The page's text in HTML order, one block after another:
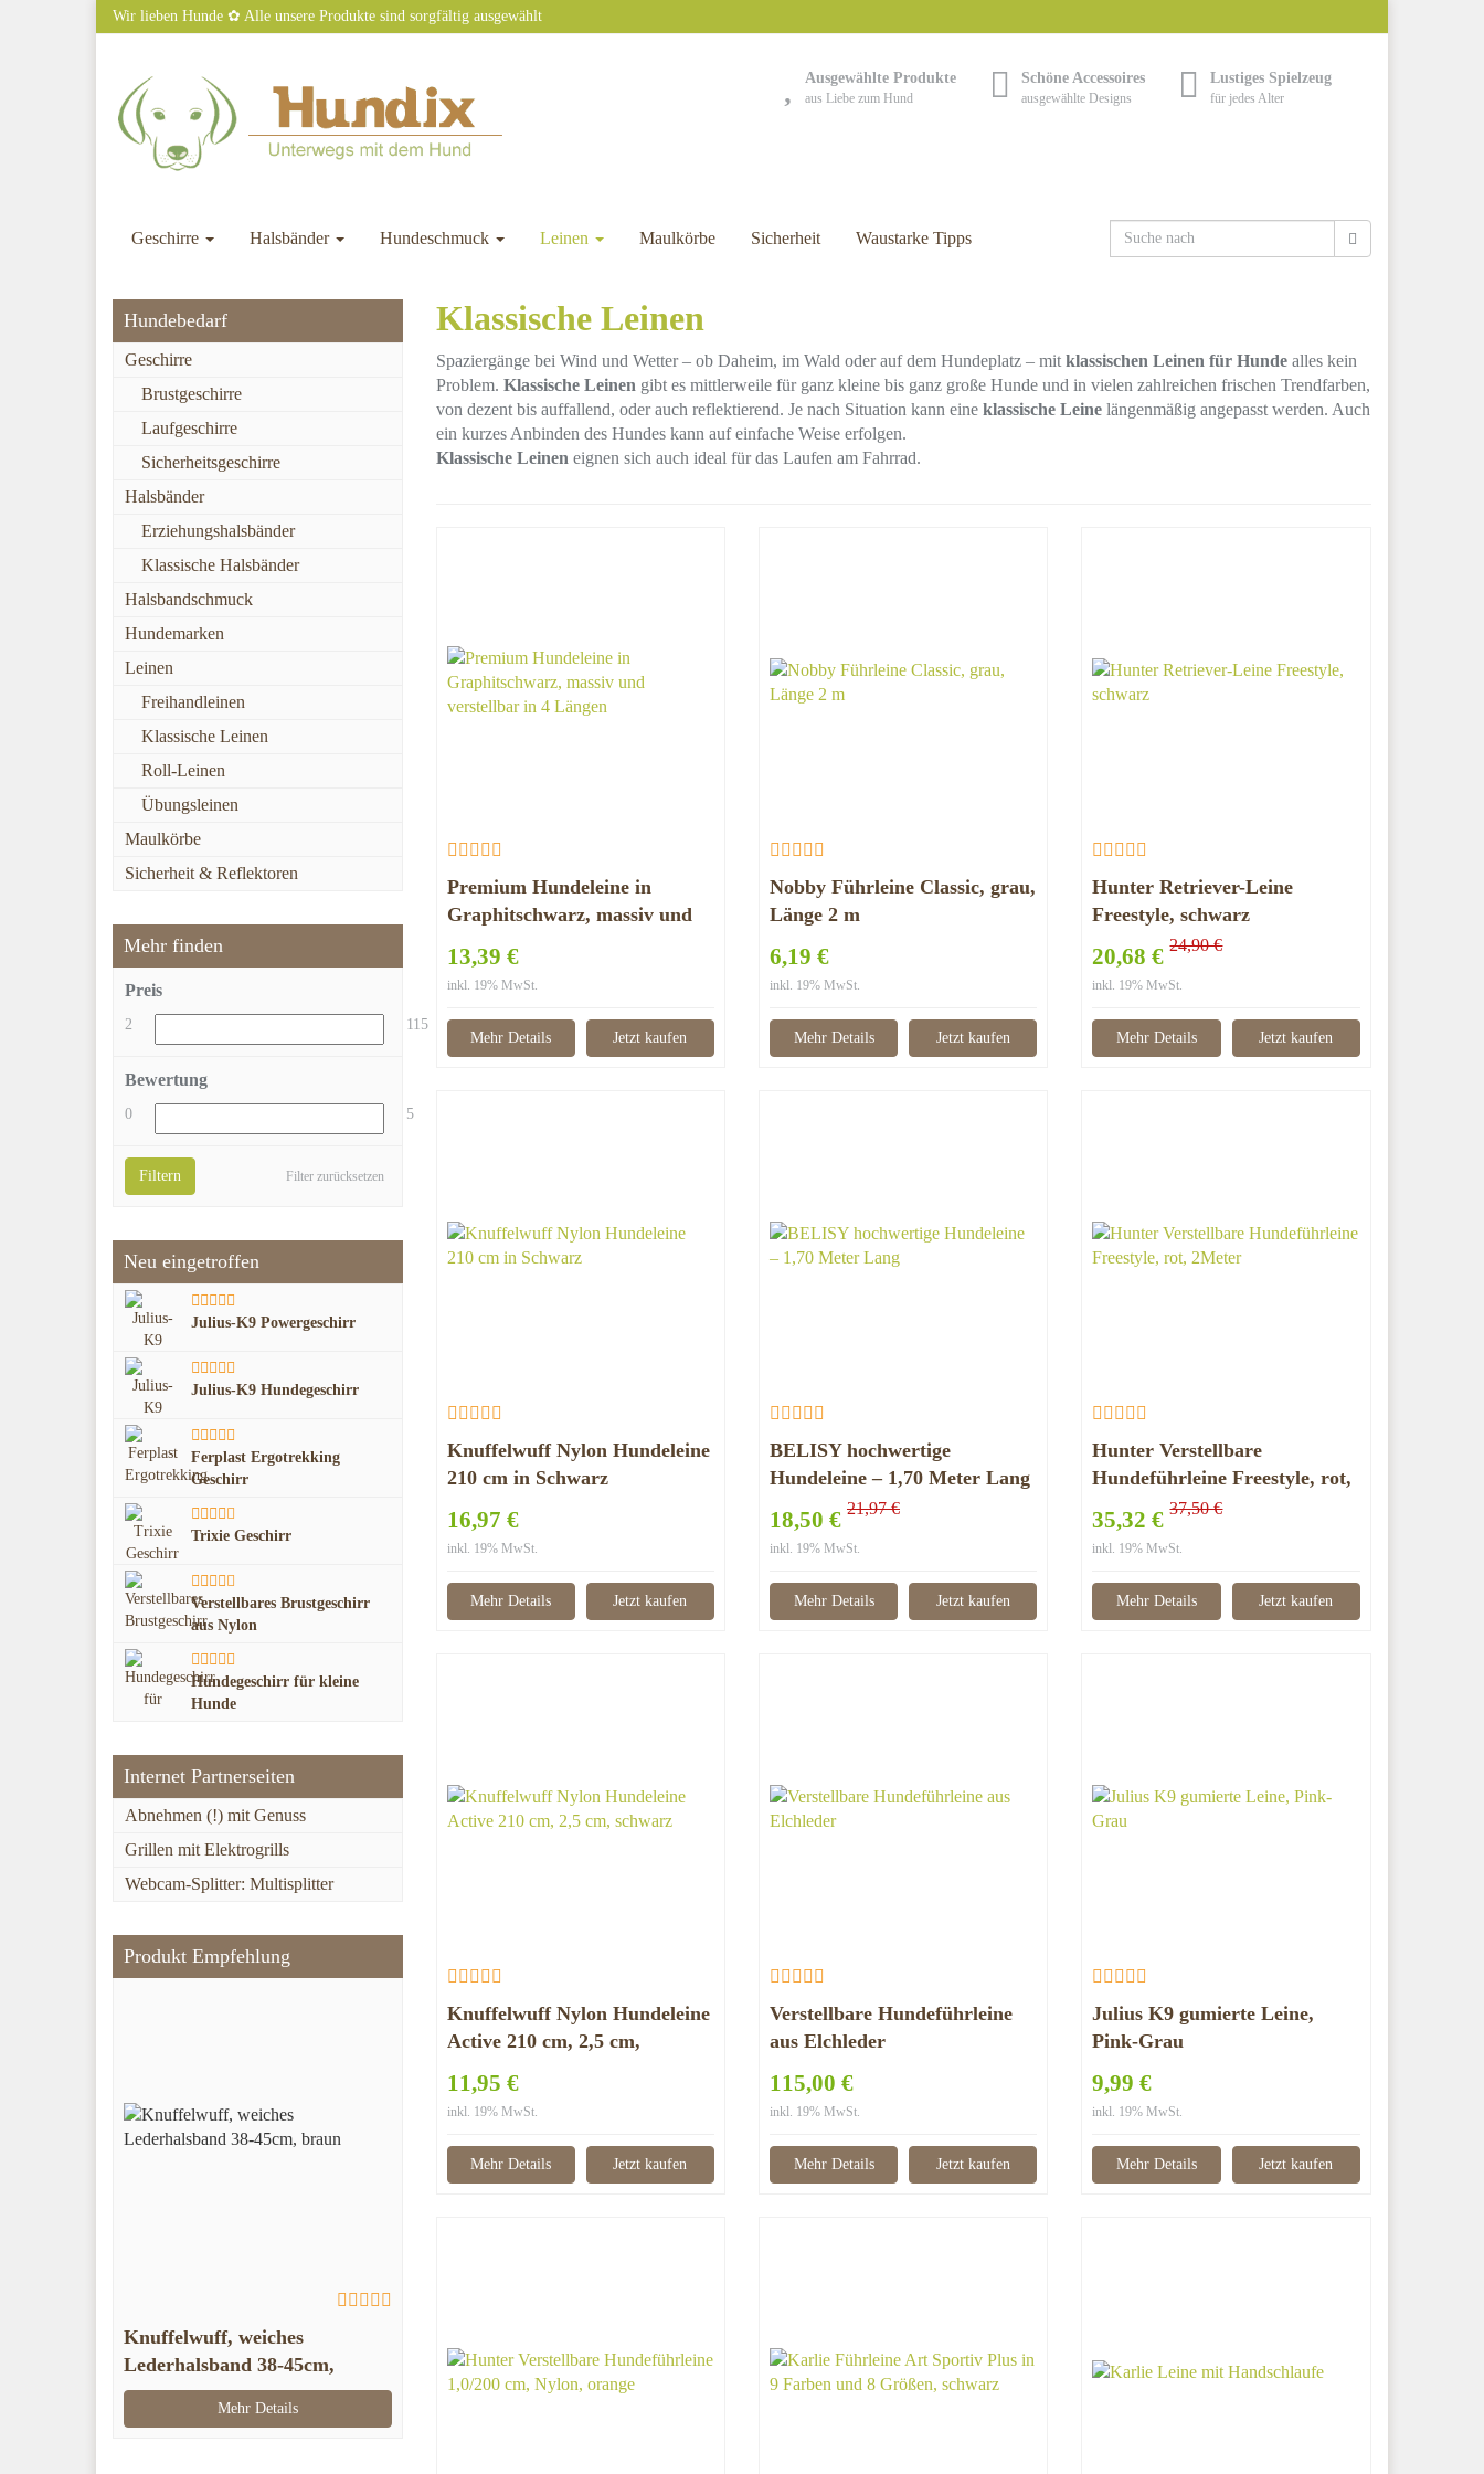
Wir lieben Hunde ✿ Alle unsere Produkte sind sorgfältig ausgewählt
Ausgewählte Produkte
aus Liebe zum Hund
Schöne Accessoires
ausgewählte Designs
Lustiges Spielzeug
für jedes Alter
Geschirre Halsbänder Hundeschmuck Leinen Maulkörbe Sicherheit Waustarke Tipps
Klassische Leinen
Spaziergänge bei Wind und Wetter – ob Daheim, im Wald oder auf dem Hundeplatz – mit klassischen Leinen für Hundealles kein
Problem. Klassische Leinen gibt es mittlerweile für ganz kleine bis ganz große Hunde und in vielen zahlreichen frischen Trendfarben,
von dezent bis auffallend, oder auch reflektierend. Je nach Situation kann eine klassische Leinelängenmäßig angepasst werden. Auch
ein kurzes Anbinden des Hundes kann auf einfache Weise erfolgen.
Klassische Leinen eignen sich auch ideal für das Laufen am Fahrrad.
Premium Hundeleine in
Graphitschwarz, massiv und
13,39 €
inkl. 19% MwSt.
Mehr Details Jetzt kaufen
Nobby Führleine Classic, grau,
Länge 2 m
6,19 €
inkl. 19% MwSt.
Mehr Details Jetzt kaufen
Hunter Retriever-Leine
Freestyle, schwarz
20,68 €24,90 €
inkl. 19% MwSt.
Mehr Details Jetzt kaufen
Knuffelwuff Nylon Hundeleine
210 cm in Schwarz
16,97 €
inkl. 19% MwSt.
Mehr Details Jetzt kaufen
BELISY hochwertige
Hundeleine – 1,70 Meter Lang
18,50 € 21,97 €
inkl. 19% MwSt.
Mehr Details Jetzt kaufen
Hunter Verstellbare
Hundeführleine Freestyle, rot,
35,32 €37,50 €
inkl. 19% MwSt.
Mehr Details Jetzt kaufen
Knuffelwuff Nylon Hundeleine
Active 210 cm, 2,5 cm,
11,95 €
inkl. 19% MwSt.
Mehr Details Jetzt kaufen
Verstellbare Hundeführleine
aus Elchleder
115,00 €
inkl. 19% MwSt.
Mehr Details Jetzt kaufen
Julius K9 gumierte Leine,
Pink-Grau
9,99 €
inkl. 19% MwSt.
Mehr Details Jetzt kaufen
Hundebedarf
Geschirre
Brustgeschirre
Laufgeschirre
Sicherheitsgeschirre
Halsbänder
Erziehungshalsbänder
Klassische Halsbänder
Halsbandschmuck
Hundemarken
Leinen
Freihandleinen
Klassische Leinen
Roll-Leinen
Übungsleinen
Maulkörbe
Sicherheit & Reflektoren
Mehr finden
Preis
2 115
Bewertung
0 5
Filter zurücksetzen
Filtern
Neu eingetroffen
Julius-K9 Powergeschirr
Julius-K9 Hundegeschirr
Ferplast Ergotrekking
Geschirr
Trixie Geschirr
Verstellbares Brustgeschirr
aus Nylon
Hundegeschirr für kleine
Hunde
Internet Partnerseiten
Abnehmen (!) mit Genuss
Grillen mit Elektrogrills
Webcam-Splitter: Multisplitter
Produkt Empfehlung
Knuffelwuff, weiches
Lederhalsband 38-45cm,
braun
Mehr Details